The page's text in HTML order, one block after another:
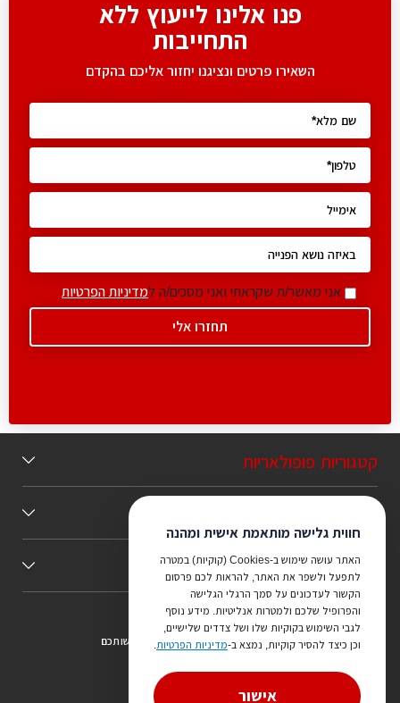
פנו אלינו לייעוץ ללא
התחייבות
השאירו פרטים ונציגנו יחזור אליכם בהקדם
אני מאשר/ת שקראתי ואני מסכים/ה למדיניות הפרטיות
חווית גלישה מותאמת אישית ומהנה
האתר עושה שימוש ב-Cookies (קוקיות) במטרה
לתפעל ולשפר את האתר, להראות לכם פרסום
הקשור לעדכונים על סמך הרגלי הגלישה
והפרופיל שלכם ולמטרות אנליטיות. מידע נוסף
לגבי השימוש בקוקיות שלו ושל צדדים שלישיים,
וכן כיצד להסיר קוקיות, נמצא ב-מדיניות הפרטיות.
אישור
קטגוריות פופולאריות
כללי
צריכים ייעוץ מהמקצוענים שלנו? נשמח לעמוד לרשותכם